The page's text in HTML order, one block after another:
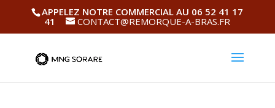
APPELEZ NOTRE COMMERCIAL AU 06 52 41 17
41
CONTACT@REMORQUE-A-BRAS.FR